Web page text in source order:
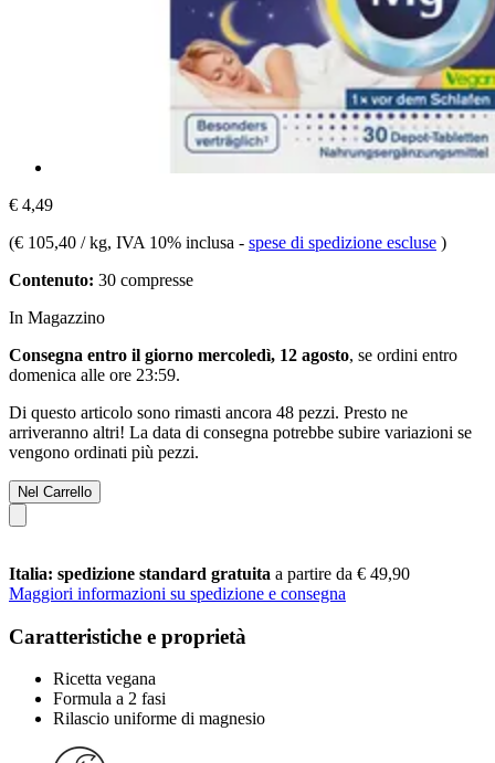
€ 4,49
(€ 105,40 / kg, IVA 10% inclusa - spese di spedizione escluse )
Contenuto: 30 compresse
In Magazzino
Consegna entro il giorno mercoledì, 12 agosto, se ordini entro
domenica alle ore 23:59.
Di questo articolo sono rimasti ancora 48 pezzi. Presto ne
arriveranno altri! La data di consegna potrebbe subire variazioni se
vengono ordinati più pezzi.
Nel Carrello
Italia: spedizione standard gratuita a partire da € 49,90
Maggiori informazioni su spedizione e consegna
Caratteristiche e proprietà
Ricetta vegana
Formula a 2 fasi
Rilascio uniforme di magnesio